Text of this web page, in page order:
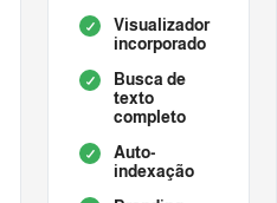
Visualizador
incorporado
Busca de
texto
completo
Auto-
indexação